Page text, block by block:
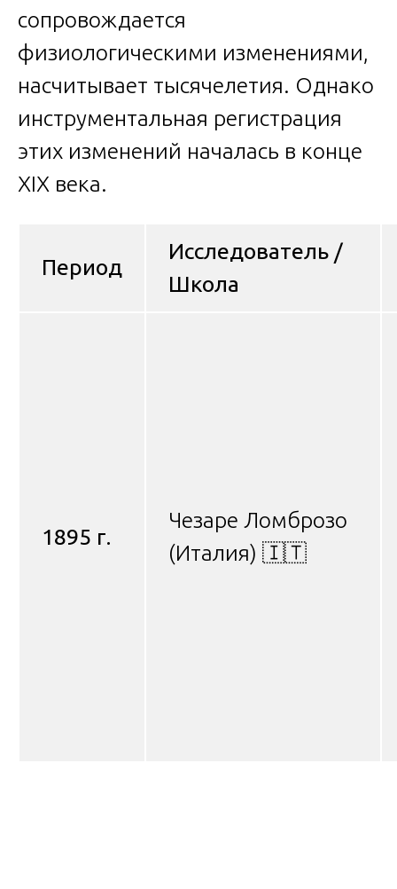
сопровождается
физиологическими изменениями,
насчитывает тысячелетия. Однако
инструментальная регистрация
этих изменений началась в конце
XIX века.
Период
Исследователь /
Школа
1895 г.
Чезаре Ломброзо
(Италия) 🇮🇹